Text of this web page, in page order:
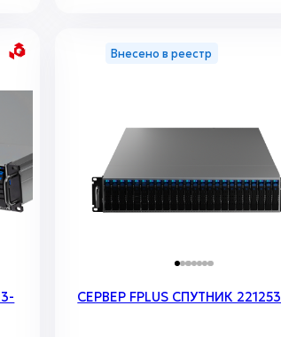
Внесено в реестр
СЕРВЕР FPLUS СПУТНИК 221253
«Спутник»